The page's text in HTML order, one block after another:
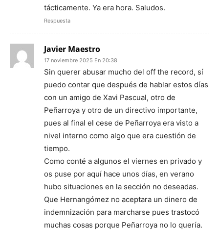
tácticamente. Ya era hora. Saludos.
Respuesta
Javier Maestro
17 noviembre 2025 En 20:38
Sin querer abusar mucho del off the record, sí
puedo contar que después de hablar estos días
con un amigo de Xavi Pascual, otro de
Peñarroya y otro de un directivo importante,
pues al final el cese de Peñarroya era visto a
nivel interno como algo que era cuestión de
tiempo.
Como conté a algunos el viernes en privado y
os puse por aquí hace unos días, en verano
hubo situaciones en la sección no deseadas.
Que Hernangómez no aceptara un dinero de
indemnización para marcharse pues trastocó
muchas cosas porque Peñarroya no lo quería.